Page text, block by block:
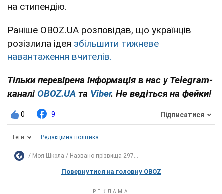
на стипендію.
Раніше OBOZ.UA розповідав, що українців
розізлила ідея збільшити тижневе
навантаження вчителів.
Тільки перевірена інформація в нас у Telegram-
каналі OBOZ.UA та Viber. Не ведіться на фейки!
0 9 Підписатися
Теги Редакційна політика
Моя Школа Названо прізвища 297...
Повернутися на головну OBOZ